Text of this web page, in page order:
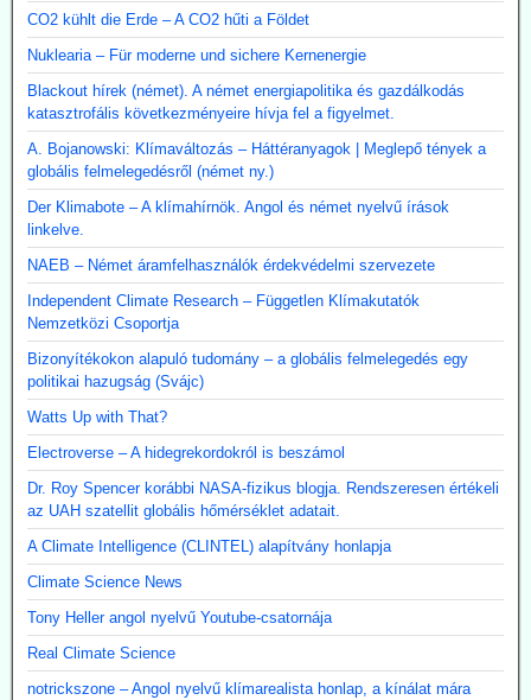
CO2 kühlt die Erde – A CO2 hűti a Földet
Nuklearia – Für moderne und sichere Kernenergie
Blackout hírek (német). A német energiapolitika és gazdálkodás
katasztrofális következményeire hívja fel a figyelmet.
A. Bojanowski: Klímaváltozás – Háttéranyagok | Meglepő tények a
globális felmelegedésről (német ny.)
Der Klimabote – A klímahírnök. Angol és német nyelvű írások
linkelve.
NAEB – Német áramfelhasználók érdekvédelmi szervezete
Independent Climate Research – Független Klímakutatók
Nemzetközi Csoportja
Bizonyítékokon alapuló tudomány – a globális felmelegedés egy
politikai hazugság (Svájc)
Watts Up with That?
Electroverse – A hidegrekordokról is beszámol
Dr. Roy Spencer korábbi NASA-fizikus blogja. Rendszeresen értékeli
az UAH szatellit globális hőmérséklet adatait.
A Climate Intelligence (CLINTEL) alapítvány honlapja
Climate Science News
Tony Heller angol nyelvű Youtube-csatornája
Real Climate Science
notrickszone – Angol nyelvű klímarealista honlap, a kínálat mára